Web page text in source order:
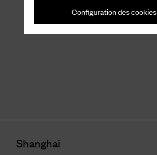
Configuration des cookies
Shanghai